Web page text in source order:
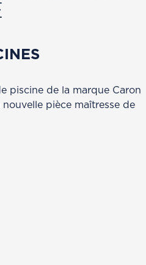
piscine de la marque Caron
pièce maîtresse de